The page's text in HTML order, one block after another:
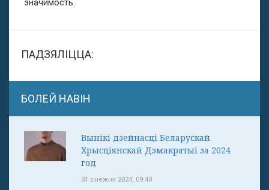
значимость.
ПАДЗЯЛІЦЦА:
БОЛЕЙ НАВІН
Вынікі дзейнасці Беларускай
Хрысціянскай Дэмакратыі за 2024
год
31 снежня 2024, 09:40